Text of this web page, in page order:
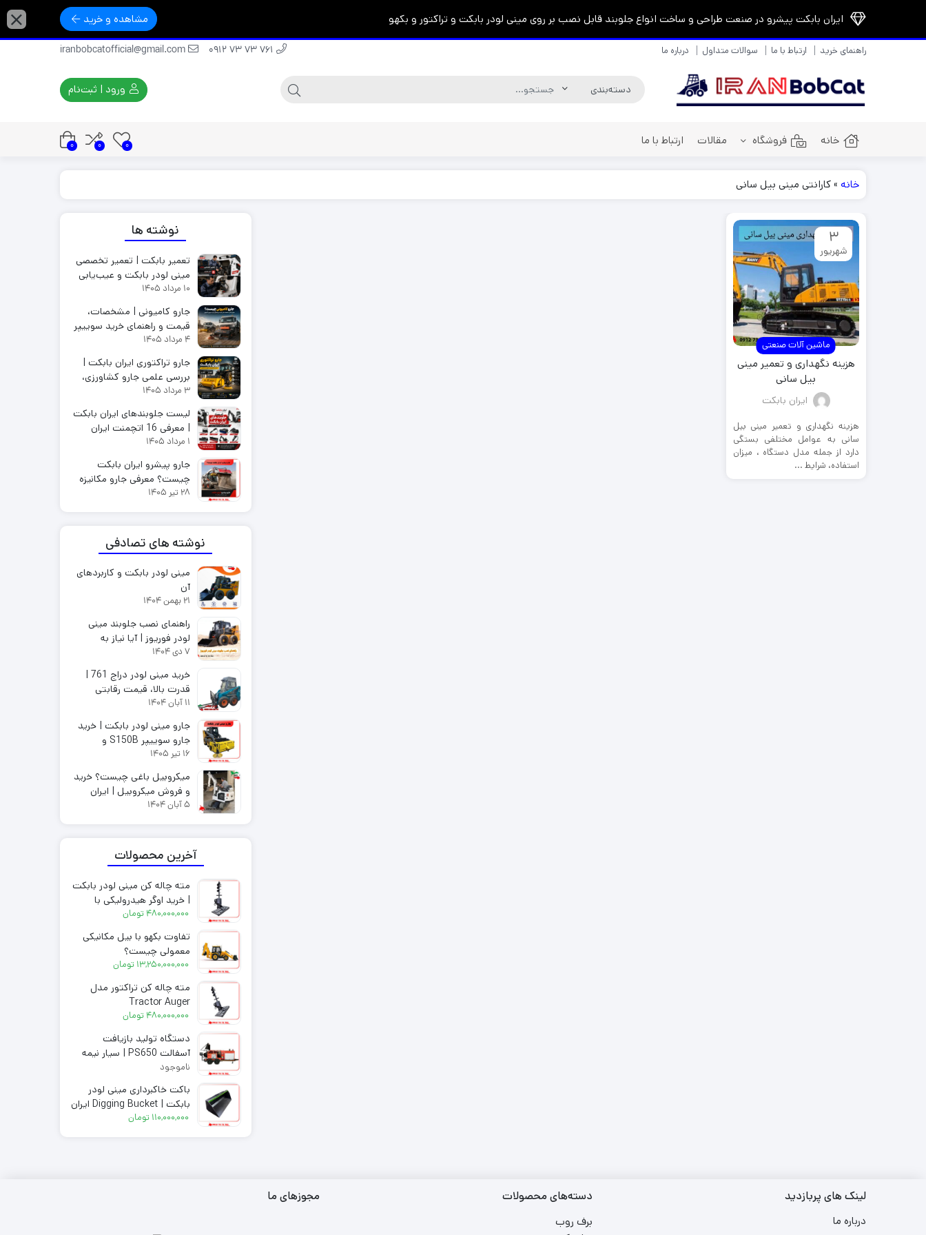
ایران بابکت پیشرو در صنعت طراحی و ساخت انواع جلوبند قابل نصب بر روی مینی لودر بابکت و تراکتور و بکهو مشاهده و خرید
راهنمای خرید ارتباط با ما سوالات متداول درباره ما
ورود | ثبت‌نام
خانه فروشگاه مقالات ارتباط با ما 0
0
0
خانه »کارانتی مینی بیل سانی
ماشین آلات صنعتی
3
شهریور
هزینه نگهداری و تعمیر مینی
بیل سانی
ایران بابکت
هزینه نگهداری و تعمیر مینی بیل
سانی به عوامل مختلفی بستگی
دارد از جمله مدل دستگاه ، میزان
استفاده، شرایط ...
نوشته ها
تعمیر بابکت | تعمیر تخصصی
مینی لودر بابکت و عیب‌یابی
100%
10 مرداد 1405
جارو کامیونی | مشخصات،
قیمت و راهنمای خرید سوییپر
شهری
4 مرداد 1405
جارو تراکتوری ایران بابکت |
بررسی علمی جارو کشاورزی،
انواع، کاربرد و مشخصات فنی
3 مرداد 1405
لیست جلوبندهای ایران بابکت
| معرفی 16 اتچمنت ایران
بابکت1 مرداد 1405
جارو پیشرو ایران بابکت
چیست؟ معرفی جارو مکانیزه
28 تیر 1405
نوشته های تصادفی
مینی لودر بابکت و کاربردهای
آن
21 بهمن 1404
راهنمای نصب جلوبند مینی
لودر فوریوز | آیا نیاز به
تغییرات مکانیکی دارد؟
7 دی 1404
خرید مینی لودر دراج 761 |
قدرت بالا، قیمت رقابتی
11 آبان 1404
جارو مینی لودر بابکت | خرید
جارو سوییپر S150B و
S190B ایران بابکت
16 تیر 1405
میکروبیل باغی چیست؟ خرید
و فروش میکروبیل | ایران
بابکت
5 آبان 1404
آخرین محصولات
مته چاله کن مینی لودر بابکت
| خرید اوگر هیدرولیکی با
مشخصات فنی کامل
480,000,000 تومان
تفاوت بکهو با بیل مکانیکی
معمولی چیست؟
13,250,000,000 تومان
مته چاله کن تراکتور مدل
Tractor Auger
480,000,000 تومان
دستگاه تولید بازیافت
آسفالت PS650 | سیار نیمه
اتوماتیک
ناموجود
باکت خاکبرداری مینی لودر
بابکت | Digging Bucket ایران
بابکت
110,000,000 تومان
لینک های پربازدید
درباره ما
دسته‌های محصولات
برف روب
مجوزهای ما